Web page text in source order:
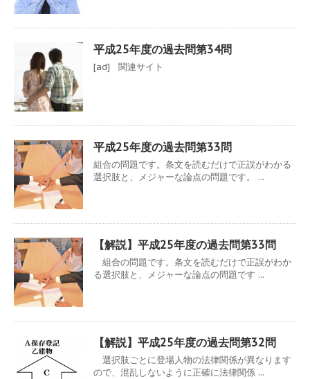
平成25年度の過去問第34問
[ad] 関連サイト
平成25年度の過去問第33問
組合の問題です。条文を読むだけで正誤がわかる
選択肢と、メジャーな論点の問題です。 ...
【解説】平成25年度の過去問第33問
組合の問題です。条文を読むだけで正誤がわか
る選択肢と、メジャーな論点の問題です ...
【解説】平成25年度の過去問第32問
選択肢ごとに登場人物の法律関係が異なります
ので、混乱しないように正確に法律関係 ...